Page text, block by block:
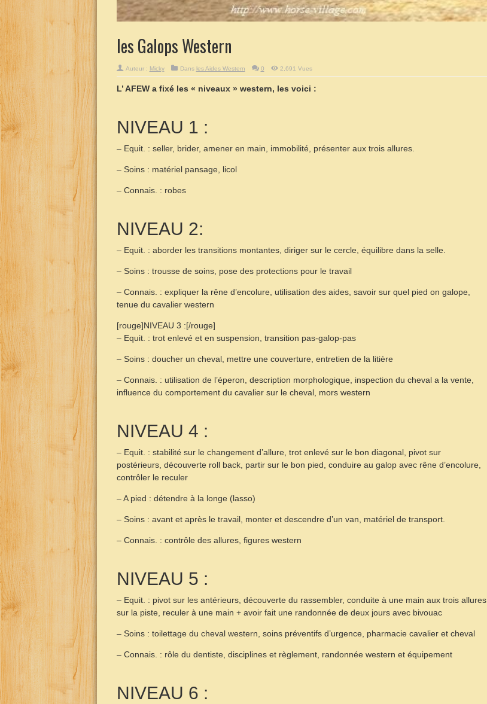
les Galops Western
Auteur : Micky Dans les Aides Western 0 2,691 Vues
L’ AFEW a fixé les « niveaux » western, les voici :
NIVEAU 1 :
– Equit. : seller, brider, amener en main, immobilité, présenter aux trois allures.
– Soins : matériel pansage, licol
– Connais. : robes
NIVEAU 2:
– Equit. : aborder les transitions montantes, diriger sur le cercle, équilibre dans la selle.
– Soins : trousse de soins, pose des protections pour le travail
– Connais. : expliquer la rêne d’encolure, utilisation des aides, savoir sur quel pied on galope,
tenue du cavalier western
[rouge]NIVEAU 3 :[/rouge]
– Equit. : trot enlevé et en suspension, transition pas-galop-pas
– Soins : doucher un cheval, mettre une couverture, entretien de la litière
– Connais. : utilisation de l’éperon, description morphologique, inspection du cheval a la vente,
influence du comportement du cavalier sur le cheval, mors western
NIVEAU 4 :
– Equit. : stabilité sur le changement d’allure, trot enlevé sur le bon diagonal, pivot sur
postérieurs, découverte roll back, partir sur le bon pied, conduire au galop avec rêne d’encolure,
contrôler le reculer
– A pied : détendre à la longe (lasso)
– Soins : avant et après le travail, monter et descendre d’un van, matériel de transport.
– Connais. : contrôle des allures, figures western
NIVEAU 5 :
– Equit. : pivot sur les antérieurs, découverte du rassembler, conduite à une main aux trois allures
sur la piste, reculer à une main + avoir fait une randonnée de deux jours avec bivouac
– Soins : toilettage du cheval western, soins préventifs d’urgence, pharmacie cavalier et cheval
– Connais. : rôle du dentiste, disciplines et règlement, randonnée western et équipement
NIVEAU 6 :